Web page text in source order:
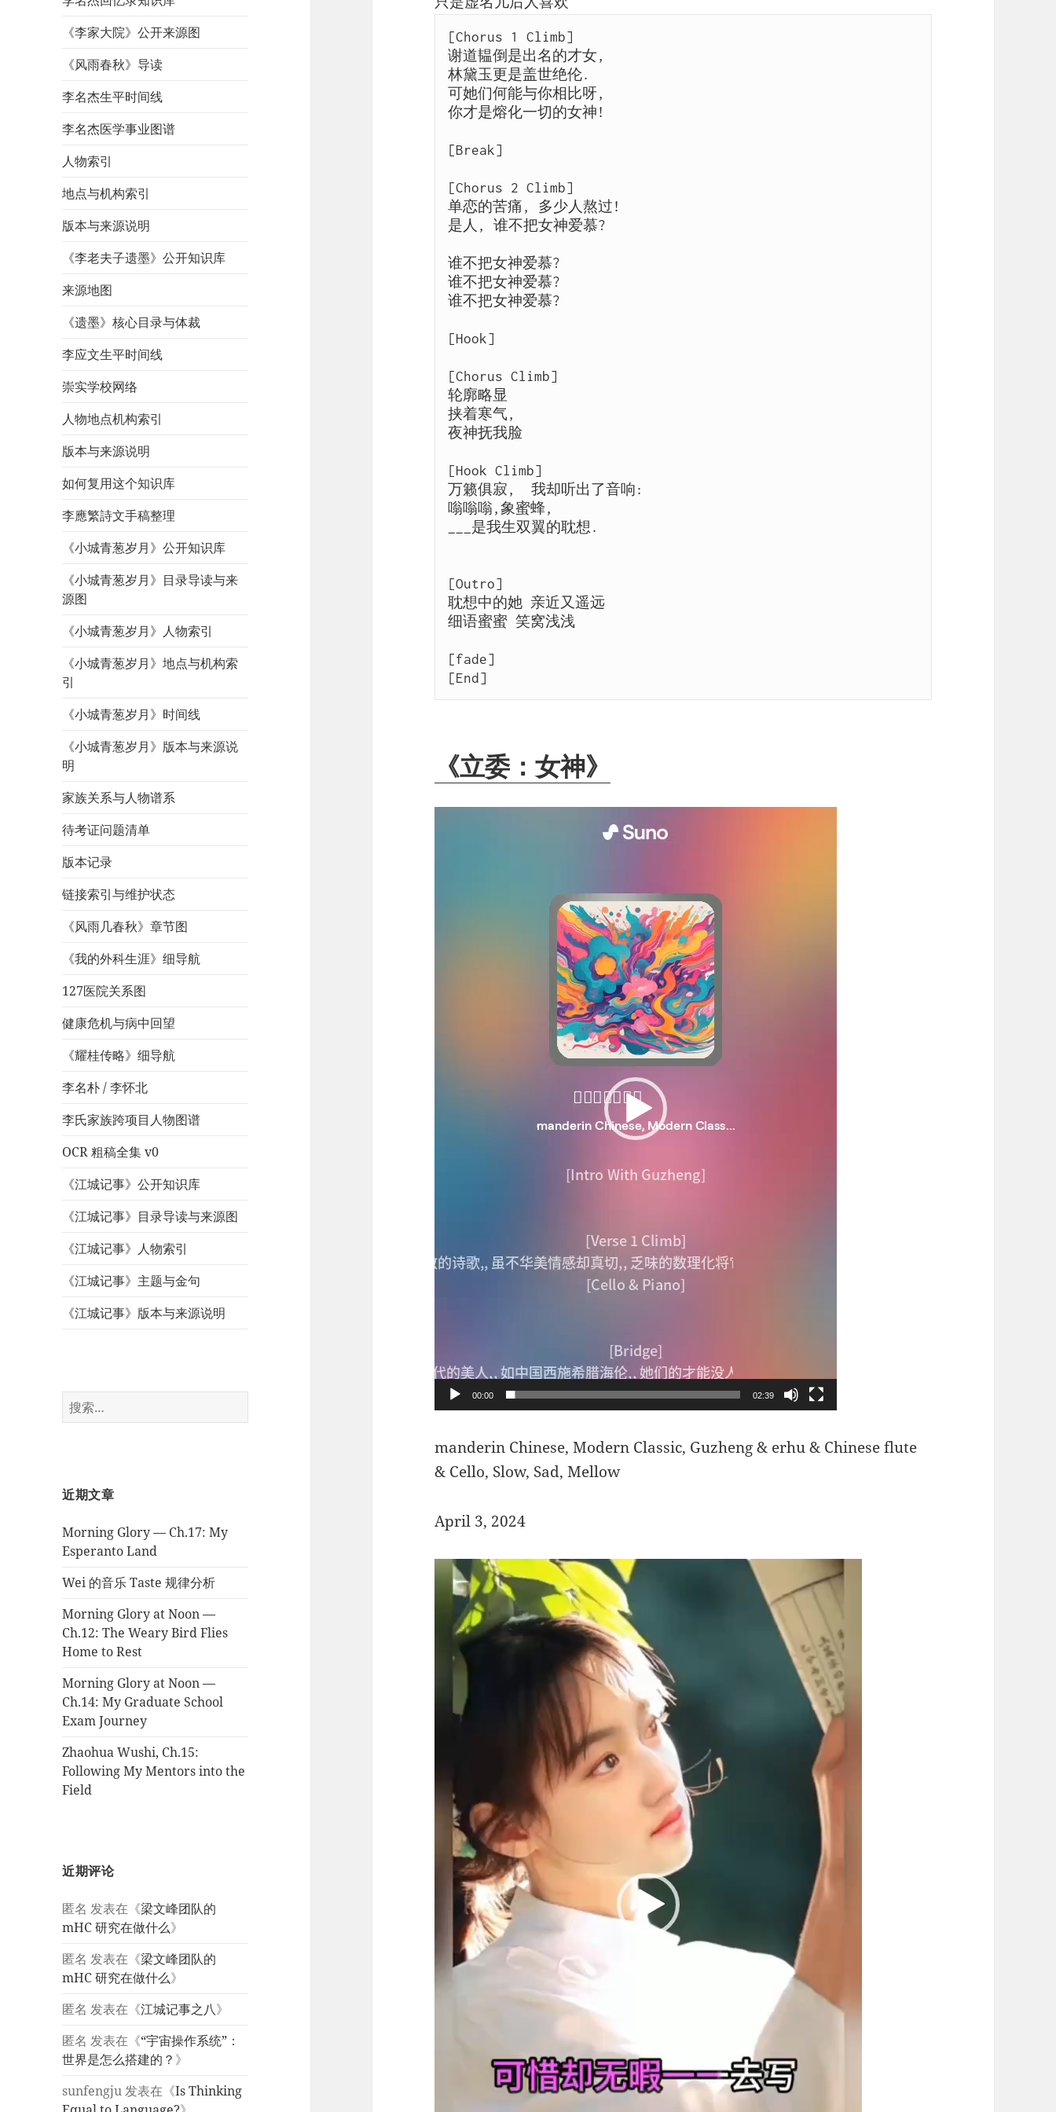
《李家大院》公开来源图
《风雨春秋》导读
李名杰生平时间线
李名杰医学事业图谱
人物索引
地点与机构索引
版本与来源说明
《李老夫子遗墨》公开知识库
来源地图
《遗墨》核心目录与体裁
李应文生平时间线
崇实学校网络
人物地点机构索引
版本与来源说明
如何复用这个知识库
李應繁詩文手稿整理
《小城青葱岁月》公开知识库
《小城青葱岁月》目录导读与来
源图
《小城青葱岁月》人物索引
《小城青葱岁月》地点与机构索
引
《小城青葱岁月》时间线
《小城青葱岁月》版本与来源说
明
家族关系与人物谱系
待考证问题清单
版本记录
链接索引与维护状态
《风雨几春秋》章节图
《我的外科生涯》细导航
127医院关系图
健康危机与病中回望
《耀桂传略》细导航
李名朴 / 李怀北
李氏家族跨项目人物图谱
OCR 粗稿全集 v0
《江城记事》公开知识库
《江城记事》目录导读与来源图
《江城记事》人物索引
《江城记事》主题与金句
《江城记事》版本与来源说明
搜
索：
近期文章
Morning Glory — Ch.17: My
Esperanto Land
Wei 的音乐 Taste 规律分析
Morning Glory at Noon —
Ch.12: The Weary Bird Flies
Home to Rest
Morning Glory at Noon —
Ch.14: My Graduate School
Exam Journey
Zhaohua Wushi, Ch.15:
Following My Mentors into the
Field
近期评论
匿名 发表在《梁文峰团队的
mHC 研究在做什么》
匿名 发表在《梁文峰团队的
mHC 研究在做什么》
匿名 发表在《江城记事之八》
匿名 发表在《“宇宙操作系统”：
世界是怎么搭建的？ 》
sunfengju发表在《Is Thinking
[Chorus 1 Climb]
谢道韫倒是出名的才女,
林黛玉更是盖世绝伦.
可她们何能与你相比呀,
你才是熔化一切的女神!
[Break]
[Chorus 2 Climb]
单恋的苦痛, 多少人熬过!
是人, 谁不把女神爱慕?
谁不把女神爱慕?
谁不把女神爱慕?
谁不把女神爱慕?
[Hook]
[Chorus Climb]
轮廓略显
挟着寒气,
夜神抚我脸
[Hook Climb]
万籁俱寂,  我却听出了音响:
嗡嗡嗡,象蜜蜂,
___是我生双翼的耽想.
[Outro]
耽想中的她 亲近又遥远
细语蜜蜜 笑窝浅浅
[fade]
[End]
《立委：女神》
00:00 02:39
manderin Chinese, Modern Classic, Guzheng & erhu & Chinese flute
& Cello, Slow, Sad, Mellow
April 3, 2024
视